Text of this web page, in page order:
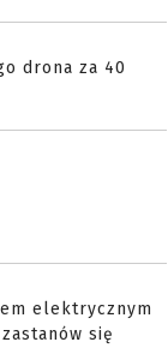
drona za 40
elektrycznym
się